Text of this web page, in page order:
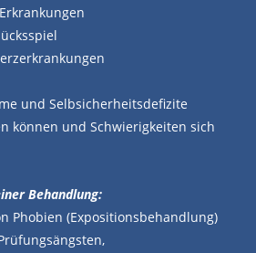
und Selbsicherheitsdefizite
können und Schwierigkeiten sich
Behandlung:
Phobien (Expositionsbehandlung)